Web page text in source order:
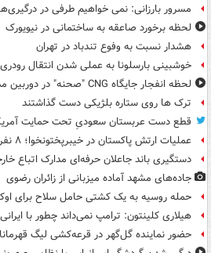
مسرور بارزانی: نمی خواهیم طرفی در
لحظه برخورد صاعقه به ساختمانی در نیویورک
هشدار نسبت به وفوع تندباد در تهران
خوشبینی بارسلونا به عملی شدن انتقال رودری
لحظه انفجار جایگاه CNG "صحنه" در دوربین مداربسته
ترک ها روی ستاره بلژیکی دست گذاشتند
قطع دست عربستان سعودیِ تحت حمایت
عملیات ارتش پاکستان در خیبرپختونخوا؛ ۸ نفر کشته شدند
دستگیری باند جاعلان حرفه‌ای مدارک اتباع
جاده‌های مشهد آماده میزبانی از زائران رضوی
حمله روسیه به یک کشتی حامل سلاح برای
هیلاری کلینتون: ترامپ نمی‌داند چطور با
حضور نماینده گل‌گهر در قرعه‌کشی لیگ